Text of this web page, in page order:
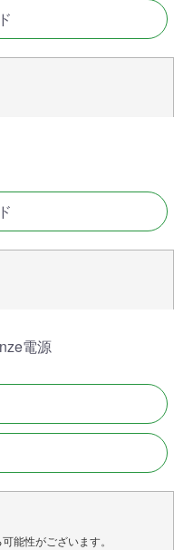
電源
能性がございます。